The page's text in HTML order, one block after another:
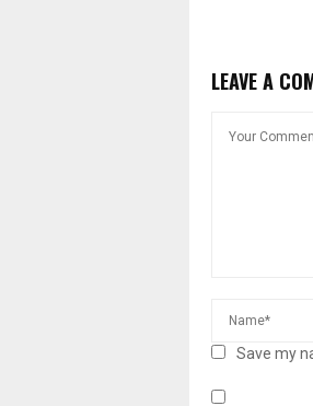
LEAVE A
Save my